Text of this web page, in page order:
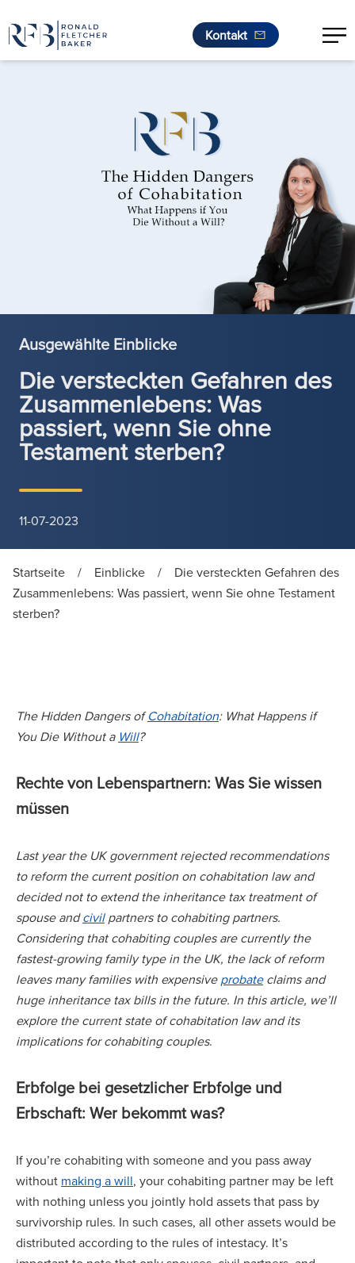
Kontakt
Ausgewählte Einblicke
Die versteckten Gefahren des
Zusammenlebens: Was
passiert, wenn Sie ohne
Testament sterben?
11-07-2023
Startseite / Einblicke /
Die versteckten Gefahren des
Zusammenlebens: Was passiert, wenn Sie ohne Testament
sterben?
The Hidden Dangers ofCohabitation: What Happens if
You Die Without a Will?
Rechte von Lebenspartnern: Was Sie wissen
müssen
Last year the UK government rejected recommendations
to reform the current position on cohabitation law and
decided not to extend the inheritance tax treatment of
spouse andcivilpartners to cohabiting partners.
Considering that cohabiting couples are currently the
fastest-growing family type in the UK, the lack of reform
leaves many families with expensiveprobateclaims and
huge inheritance tax bills in the future. In this article, we’ll
explore the current state of cohabitation law and its
implications for cohabiting couples.
Erbfolge bei gesetzlicher Erbfolge und
Erbschaft: Wer bekommt was?
If you’re cohabiting with someone and you pass away
without making a will, your cohabiting partner may be left
with nothing unless you jointly hold assets that pass by
survivorship rules. In such cases, all other assets would be
distributed according to the rules of intestacy. It’s